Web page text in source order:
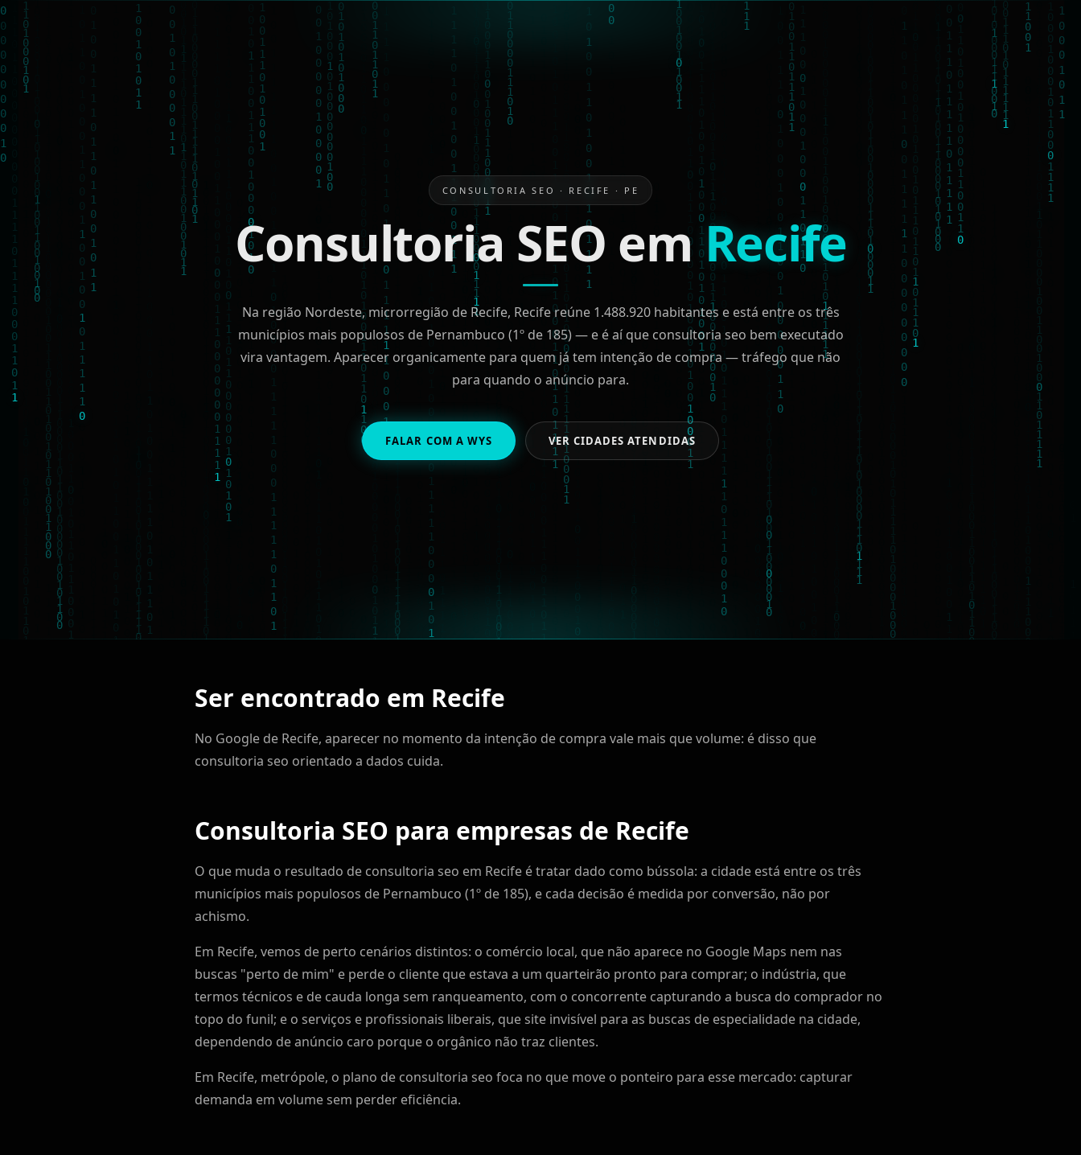
CONSULTORIA SEO · RECIFE · PE
Consultoria SEO emRecife
Na região Nordeste, microrregião de Recife, Recife reúne 1.488.920 habitantes e está entre os três
municípios mais populosos de Pernambuco (1º de 185) — e é aí que consultoria seo bem executado
vira vantagem. Aparecer organicamente para quem já tem intenção de compra — tráfego que não
para quando o anúncio para.
FALAR COM A WYS VER CIDADES ATENDIDAS
Ser encontrado em Recife
No Google de Recife, aparecer no momento da intenção de compra vale mais que volume: é disso que
consultoria seo orientado a dados cuida.
Consultoria SEO para empresas de Recife
O que muda o resultado de consultoria seo em Recife é tratar dado como bússola: a cidade está entre os três
municípios mais populosos de Pernambuco (1º de 185), e cada decisão é medida por conversão, não por
achismo.
Em Recife, vemos de perto cenários distintos: o comércio local, que não aparece no Google Maps nem nas
buscas "perto de mim" e perde o cliente que estava a um quarteirão pronto para comprar; o indústria, que
termos técnicos e de cauda longa sem ranqueamento, com o concorrente capturando a busca do comprador no
topo do funil; e o serviços e profissionais liberais, que site invisível para as buscas de especialidade na cidade,
dependendo de anúncio caro porque o orgânico não traz clientes.
Em Recife, metrópole, o plano de consultoria seo foca no que move o ponteiro para esse mercado: capturar
demanda em volume sem perder eficiência.